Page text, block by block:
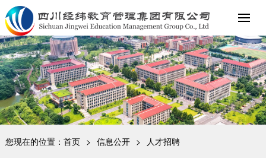
您现在的位置： 首页 > 信息公开 > 人才招聘